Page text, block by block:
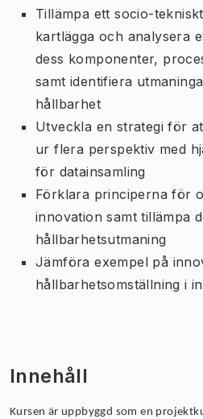
Tillämpa ett socio-
kartlägga och analysera
dess komponenter,
samt identifiera
hållbarhet
Utveckla en strategi för
ur flera perspektiv med
för datainsamling
Förklara principerna för
innovation samt tillämpa
hållbarhetsutmaning
Jämföra exempel på
hållbarhetsomställning i
Innehåll
Kursen är uppbyggd som en